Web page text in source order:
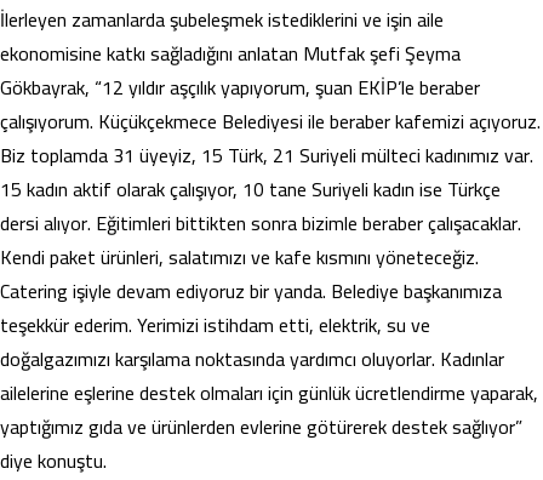
İlerleyen zamanlarda şubeleşmek istediklerini ve işin aile
ekonomisine katkı sağladığını anlatan Mutfak şefi Şeyma
Gökbayrak, “12 yıldır aşçılık yapıyorum, şuan EKİP’le beraber
çalışıyorum. Küçükçekmece Belediyesi ile beraber kafemizi açıyoruz.
Biz toplamda 31 üyeyiz, 15 Türk, 21 Suriyeli mülteci kadınımız var.
15 kadın aktif olarak çalışıyor, 10 tane Suriyeli kadın ise Türkçe
dersi alıyor. Eğitimleri bittikten sonra bizimle beraber çalışacaklar.
Kendi paket ürünleri, salatımızı ve kafe kısmını yöneteceğiz.
Catering işiyle devam ediyoruz bir yanda. Belediye başkanımıza
teşekkür ederim. Yerimizi istihdam etti, elektrik, su ve
doğalgazımızı karşılama noktasında yardımcı oluyorlar. Kadınlar
ailelerine eşlerine destek olmaları için günlük ücretlendirme yaparak,
yaptığımız gıda ve ürünlerden evlerine götürerek destek sağlıyor”
diye konuştu.